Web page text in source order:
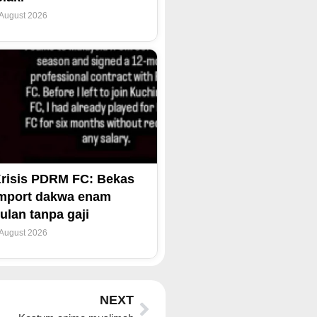
2026
PDRM FC: Bekas
dakwa enam
tanpa gaji
2026
NEXTNext